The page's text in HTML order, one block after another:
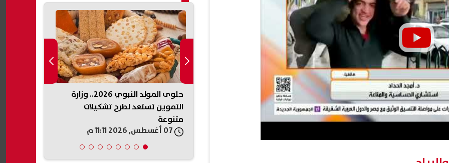
من الزمالك لحسم موقف عبد
السعيد بعد غيابه عن معسكر
التعليم العالي: إعداد كوادر أكاديمية
تمتلك الوعي والقيادة
حلوى المولد النبوي 2026.. وزارة
التموين تستعد لطرح تشكيلات
متنوعة